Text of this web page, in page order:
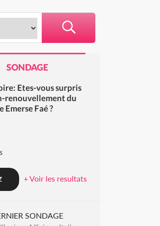
SONDAGE
Etes-vous surpris
renouvellement du
Emerse Faé ?
+ Voir les resultats
SONDAGE